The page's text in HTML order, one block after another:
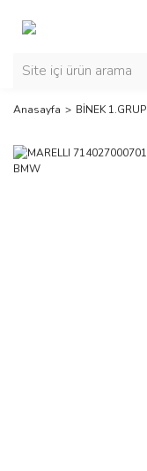
Anasayfa BİNEK 1.GRUP